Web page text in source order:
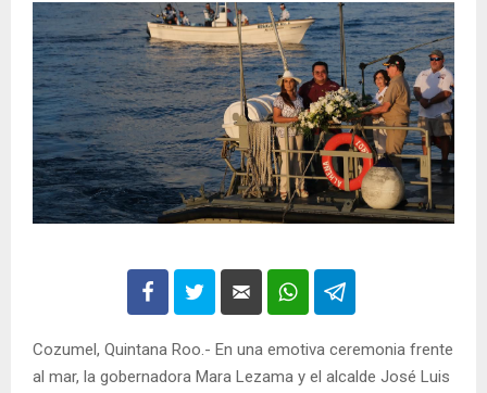
Cozumel, Quintana Roo.- En una emotiva ceremonia frente
al mar, la gobernadora Mara Lezama y el alcalde José Luis